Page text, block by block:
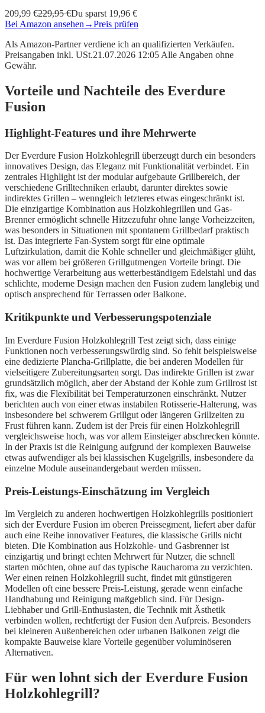
209,99 €229,95 €Du sparst 19,96 €
Bei Amazon ansehen →Preis prüfen
Als Amazon-Partner verdiene ich an qualifizierten Verkäufen.
Preisangaben inkl. USt.21.07.2026 12:05 Alle Angaben ohne
Gewähr.
Vorteile und Nachteile des Everdure
Fusion
Highlight-Features und ihre Mehrwerte
Der Everdure Fusion Holzkohlegrill überzeugt durch ein besonders
innovatives Design, das Eleganz mit Funktionalität verbindet. Ein
zentrales Highlight ist der modular aufgebaute Grillbereich, der
verschiedene Grilltechniken erlaubt, darunter direktes sowie
indirektes Grillen – wenngleich letzteres etwas eingeschränkt ist.
Die einzigartige Kombination aus Holzkohlegrillen und Gas-
Brenner ermöglicht schnelle Hitzezufuhr ohne lange Vorheizzeiten,
was besonders in Situationen mit spontanem Grillbedarf praktisch
ist. Das integrierte Fan-System sorgt für eine optimale
Luftzirkulation, damit die Kohle schneller und gleichmäßiger glüht,
was vor allem bei größeren Grillgutmengen Vorteile bringt. Die
hochwertige Verarbeitung aus wetterbeständigem Edelstahl und das
schlichte, moderne Design machen den Fusion zudem langlebig und
optisch ansprechend für Terrassen oder Balkone.
Kritikpunkte und Verbesserungspotenziale
Im Everdure Fusion Holzkohlegrill Test zeigt sich, dass einige
Funktionen noch verbesserungswürdig sind. So fehlt beispielsweise
eine dedizierte Plancha-Grillplatte, die bei anderen Modellen für
vielseitigere Zubereitungsarten sorgt. Das indirekte Grillen ist zwar
grundsätzlich möglich, aber der Abstand der Kohle zum Grillrost ist
fix, was die Flexibilität bei Temperaturzonen einschränkt. Nutzer
berichten auch von einer etwas instabilen Rotisserie-Halterung, was
insbesondere bei schwerem Grillgut oder längeren Grillzeiten zu
Frust führen kann. Zudem ist der Preis für einen Holzkohlegrill
vergleichsweise hoch, was vor allem Einsteiger abschrecken könnte.
In der Praxis ist die Reinigung aufgrund der komplexen Bauweise
etwas aufwendiger als bei klassischen Kugelgrills, insbesondere da
einzelne Module auseinandergebaut werden müssen.
Preis-Leistungs-Einschätzung im Vergleich
Im Vergleich zu anderen hochwertigen Holzkohlegrills positioniert
sich der Everdure Fusion im oberen Preissegment, liefert aber dafür
auch eine Reihe innovativer Features, die klassische Grills nicht
bieten. Die Kombination aus Holzkohle- und Gasbrenner ist
einzigartig und bringt echten Mehrwert für Nutzer, die schnell
starten möchten, ohne auf das typische Raucharoma zu verzichten.
Wer einen reinen Holzkohlegrill sucht, findet mit günstigeren
Modellen oft eine bessere Preis-Leistung, gerade wenn einfache
Handhabung und Reinigung maßgeblich sind. Für Design-
Liebhaber und Grill-Enthusiasten, die Technik mit Ästhetik
verbinden wollen, rechtfertigt der Fusion den Aufpreis. Besonders
bei kleineren Außenbereichen oder urbanen Balkonen zeigt die
kompakte Bauweise klare Vorteile gegenüber voluminöseren
Alternativen.
Für wen lohnt sich der Everdure Fusion
Holzkohlegrill?